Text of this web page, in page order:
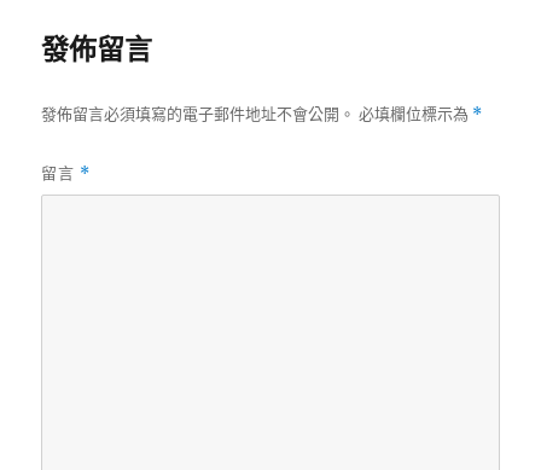
發佈留言
發佈留言必須填寫的電子郵件地址不會公開。 必填欄位標示為 *
留言 *